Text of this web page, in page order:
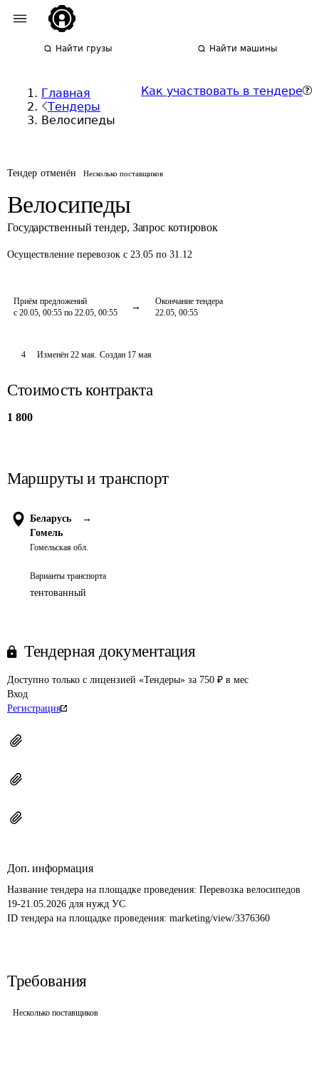
Найти грузы Найти машины
Главная
Тендеры
Велосипеды
Как участвовать в тендере
Тендер отменён Несколько поставщиков
Велосипеды
Государственный тендер, Запрос котировок
Осуществление перевозок с 23.05 по 31.12
Приём предложений
с 20.05, 00:55 по 22.05, 00:55
Окончание тендера
22.05, 00:55
4 Изменён 22 мая. Создан 17 мая
Стоимость контракта
1 800
Маршруты и транспорт
Беларусь
→
Гомель
Гомельская обл.
Варианты транспорта
тентованный
Тендерная документация
Доступно только с лицензией «Тендеры» за 750 ₽ в мес
Вход
Регистрация
Доп. информация
Название тендера на площадке проведения: Перевозка велосипедов
19-21.05.2026 для нужд УС
ID тендера на площадке проведения: marketing/view/3376360
Требования
Несколько поставщиков